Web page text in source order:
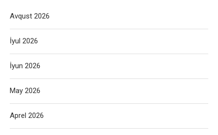
Avqust 2026
İyul 2026
İyun 2026
May 2026
Aprel 2026